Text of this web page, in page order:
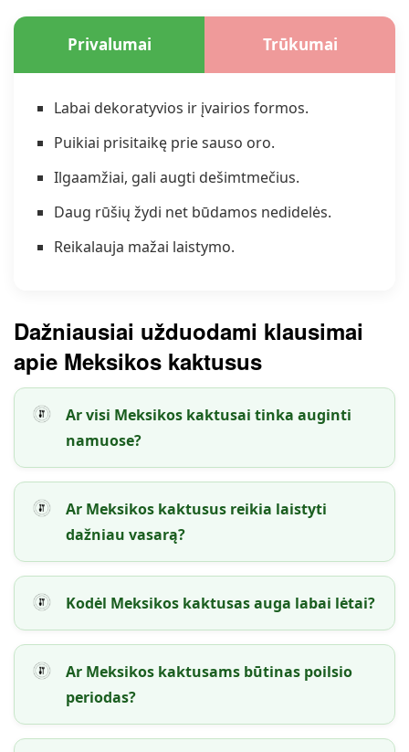
Privalumai Trūkumai
Labai dekoratyvios ir įvairios formos.
Puikiai prisitaikę prie sauso oro.
Ilgaamžiai, gali augti dešimtmečius.
Daug rūšių žydi net būdamos nedidelės.
Reikalauja mažai laistymo.
Dažniausiai užduodami klausimai
apie Meksikos kaktusus
Ar visi Meksikos kaktusai tinka auginti
namuose?
Ar Meksikos kaktusus reikia laistyti
dažniau vasarą?
Kodėl Meksikos kaktusas auga labai lėtai?
Ar Meksikos kaktusams būtinas poilsio
periodas?